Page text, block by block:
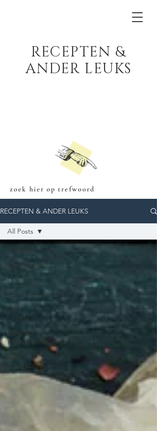
RECEPTEN &
ANDER LEUKS
zoek hier op trefwoord
RECEPTEN & ANDER LEUKS
RECEPTEN
CURIOSA
CULICADEAUS
WE
LAZEN....
DUITSE
KEUKEN
BESTAAT
DAT NOG?
All Posts